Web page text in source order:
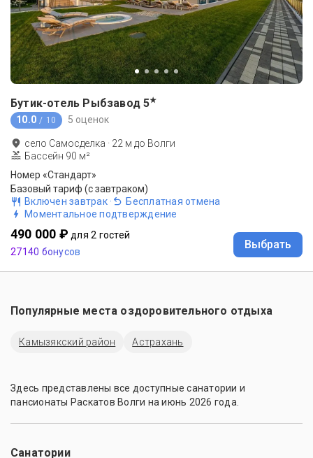
Бутик-отель Рыбзавод 5★
10.0 / 10 5 оценок
село Самосделка · 22 м до Волги
Бассейн 90 м²
Номер «Стандарт»
Базовый тариф (с завтраком)
Включен завтрак·
Бесплатная отмена
Моментальное подтверждение
490 000 ₽ для 2 гостей
27140 бонусов
Выбрать
Популярные места оздоровительного отдыха
Камызякский район Астрахань
Здесь представлены все доступные санатории и
пансионаты Раскатов Волги на июнь 2026 года.
Санатории